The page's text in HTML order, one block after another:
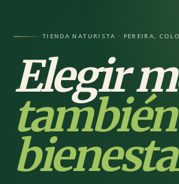
TIENDA NATURISTA · PEREIRA,
Elegir